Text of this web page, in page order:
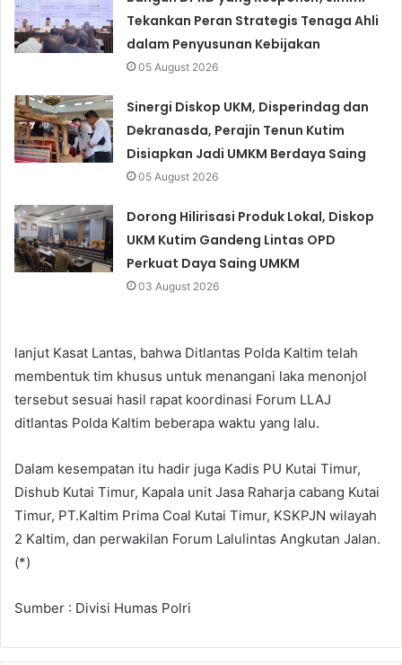
Tekankan Peran Strategis Tenaga Ahli
dalam Penyusunan Kebijakan
05 August 2026
Sinergi Diskop UKM, Disperindag dan
Dekranasda, Perajin Tenun Kutim
Disiapkan Jadi UMKM Berdaya Saing
05 August 2026
Dorong Hilirisasi Produk Lokal, Diskop
UKM Kutim Gandeng Lintas OPD
Perkuat Daya Saing UMKM
03 August 2026
lanjut Kasat Lantas, bahwa Ditlantas Polda Kaltim telah
membentuk tim khusus untuk menangani laka menonjol
tersebut sesuai hasil rapat koordinasi Forum LLAJ
ditlantas Polda Kaltim beberapa waktu yang lalu.
Dalam kesempatan itu hadir juga Kadis PU Kutai Timur,
Dishub Kutai Timur, Kapala unit Jasa Raharja cabang Kutai
Timur, PT.Kaltim Prima Coal Kutai Timur, KSKPJN wilayah
2 Kaltim, dan perwakilan Forum Lalulintas Angkutan Jalan.
(*)
Sumber : Divisi Humas Polri